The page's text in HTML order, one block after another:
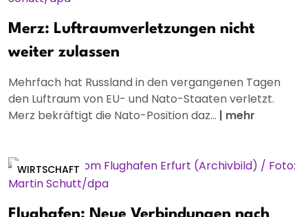
Merz: Luftraumverletzungen nicht
weiter zulassen
Mehrfach hat Russland in den vergangenen Tagen
den Luftraum von EU- und Nato-Staaten verletzt.
Merz bekräftigt die Nato-Position daz... | mehr
WIRTSCHAFT